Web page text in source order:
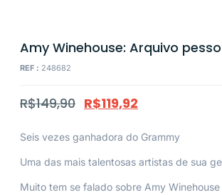
Amy Winehouse: Arquivo
REF : 248682
R$149,90 R$119,92
Seis vezes ganhadora do Grammy
Uma das mais talentosas artistas de sua
Muito tem se falado sobre Amy